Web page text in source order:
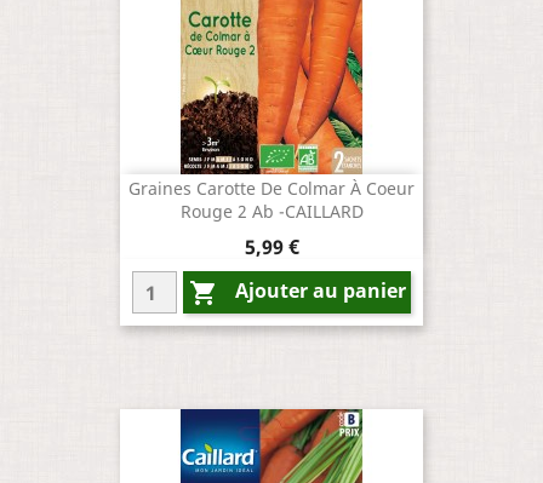
Graines Carotte De Colmar À Coeur
Rouge 2 Ab -CAILLARD
Prix
5,99 €
 Ajouter au panier